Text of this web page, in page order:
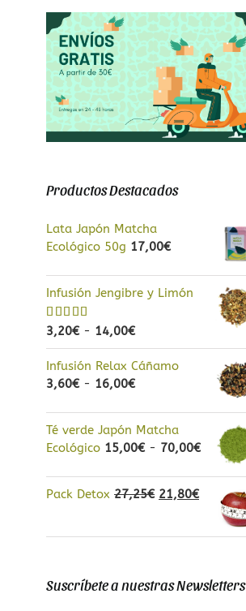
Productos Destacados
Lata Japón Matcha
Ecológico 50g 17,00€
Infusión Jengibre y Limón
Valorado
con
3,20€ - 14,00€Rango
de
precios:
desde
14,00€
Infusión Relax Cáñamo
3,60€ - 16,00€Rango
desde
3,60€
16,00€
Té verde Japón Matcha
Ecológico 15,00€ - 70,00€Rango
desde
15,00€
hasta
Pack Detox 27,25€ El
21,80€El
precio
actual
Suscríbete a nuestras Newsletters